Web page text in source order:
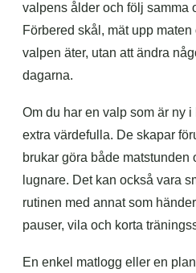
valpens ålder och följ samma
Förbered skål, mät upp
valpen äter, utan att ändra
dagarna.
Om du har en valp som är ny
extra värdefulla. De skapar
brukar göra både matstunden
lugnare. Det kan också vara
rutinen med annat som
pauser, vila och korta
En enkel matlogg eller en